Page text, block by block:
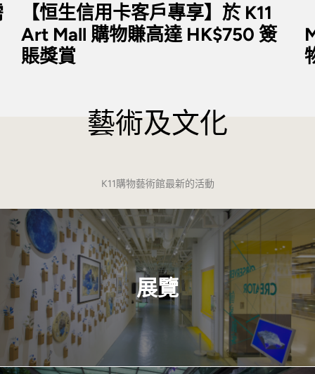
【恒生信用卡客戶專享】於 K11
Art Mall 購物賺高達 HK$750 簽
賬獎賞
藝術及文化
K11購物藝術館最新的活動
展覽